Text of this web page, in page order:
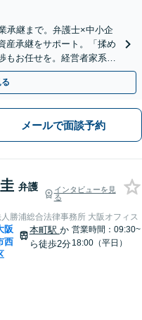
承継まで。弁護士×中小企
産承継をサポート。「揉め
もお任せを。経営者家系な
メールで面談予約
弁護
インタビューを見
る
勝浦総合法律事務所 大阪オフィス
阪
西
本町駅 か
ら徒歩2分
営業時間：09:30~
18:00（平日）